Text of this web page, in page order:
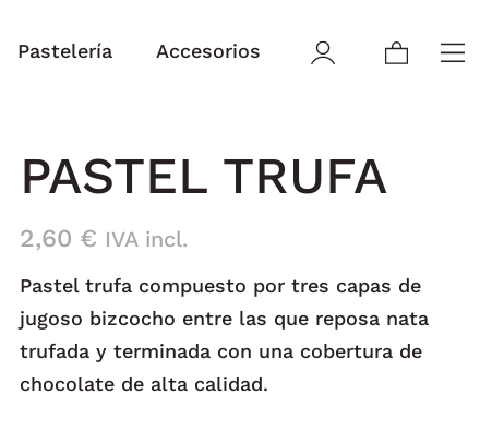
Pastelería Accesorios
PASTEL TRUFA
2,60 € IVA incl.
Pastel trufa compuesto por tres capas de
jugoso bizcocho entre las que reposa nata
trufada y terminada con una cobertura de
chocolate de alta calidad.